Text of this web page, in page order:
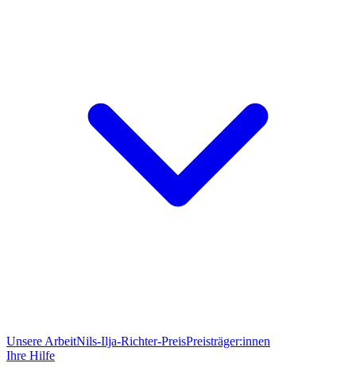
Unsere ArbeitNils-Ilja-Richter-PreisPreisträger:innen
Ihre Hilfe